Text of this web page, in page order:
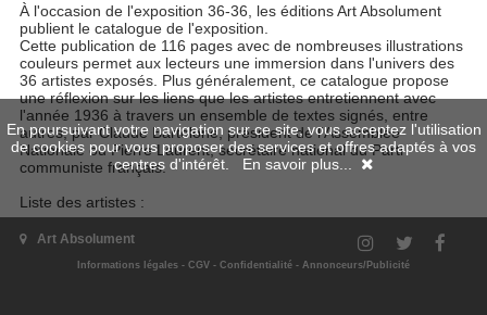
À l'occasion de l'exposition 36-36, les éditions Art Absolument
publient le catalogue de l'exposition.
Cette publication de 116 pages avec de nombreuses illustrations
couleurs permet aux lecteurs une immersion dans l'univers des
36 artistes exposés. Plus généralement, ce catalogue propose
une réflexion sur les liens que les artistes entretiennent avec
l'année 1936 à travers un ensemble de textes signés, entre
autres, par Claude Bartolone, président de l'Assemblée
Nationale ou Pierre Laurent, secrétaire national du Parti
communiste français.
Liste des artistes :
Jacques Bosser
Nabil Boutros
Art Absolument
Informations légales - CGV - Confidentialité - Annonceurs/Publicité
En poursuivant votre navigation sur ce site, vous acceptez l'utilisation
de cookies pour vous proposer des services et offres adaptés à vos
centres d'intérêt. En savoir plus...